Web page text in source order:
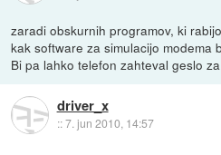
zaradi obskurnih programov, ki
kak software za simulacijo modema
Bi pa lahko telefon zahteval geslo
driver_x
::7. jun 2010, 14:57